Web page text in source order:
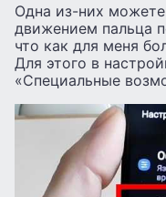
Одна из-них
движением пальца
что как для меня
Для этого в
«Специальные